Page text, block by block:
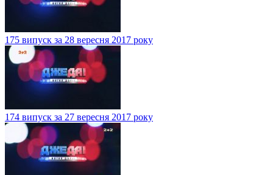
175 випуск за 28 вересня 2017 року
174 випуск за 27 вересня 2017 року